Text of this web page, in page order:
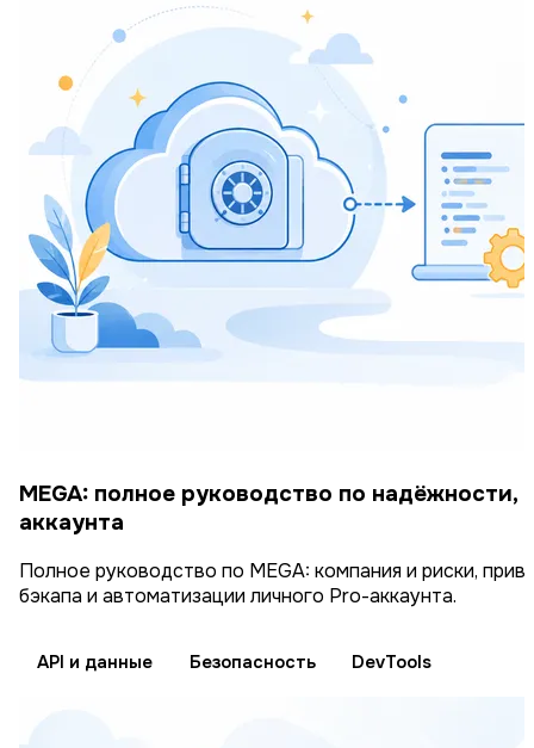
MEGA: полное руководство по надёжности,
аккаунта
Полное руководство по MEGA: компания и риски,
бэкапа и автоматизации личного Pro-аккаунта.
API и данные Безопасность DevTools